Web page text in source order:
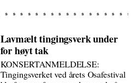
Lavmælt tingingsverk under
for høyt tak
KONSERTANMELDELSE:
Tingingsverket ved årets Osafestival